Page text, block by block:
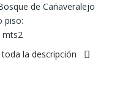
de Cañaveralejo
piso:
mts2
la principal con baño
cocina y dos baños
la descripción